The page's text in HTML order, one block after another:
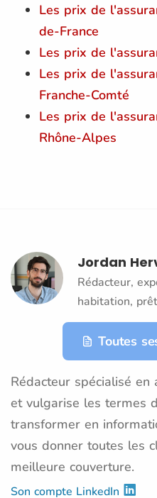
Les prix de
de-France
Les prix de
Les prix de
Franche-Comté
Les prix de
Rhône-Alpes
Jordan
Rédacteur,
habitation,
Toutes
Rédacteur spécialisé en
et vulgarise les termes
transformer en
vous donner toutes les
meilleure couverture.
Son compte LinkedIn